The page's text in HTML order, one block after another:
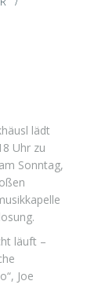
lädt
Uhr zu
Sonntag,
läuft –
Joe